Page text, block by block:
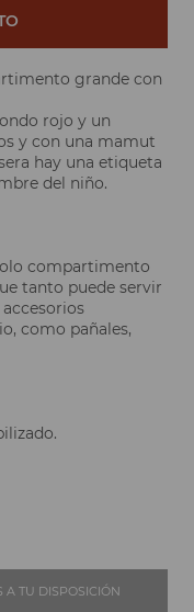
grande con
rojo y un
y con una mamut
hay una etiqueta
del niño.
compartimento
tanto puede servir
como pañales,
A TU DISPOSICIÓN